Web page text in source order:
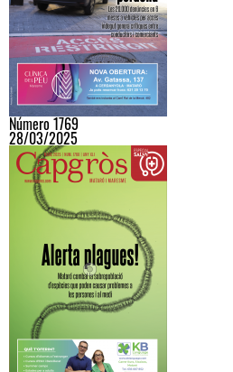
Número 1769
28/03/2025